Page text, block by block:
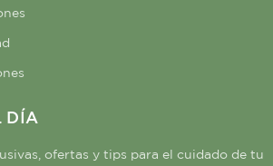
DÍA
ofertas y tips para el cuidado de tu